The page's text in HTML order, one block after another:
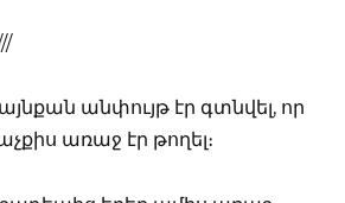
անփույթ էր գտնվել, որ
առաջ էր թողել։